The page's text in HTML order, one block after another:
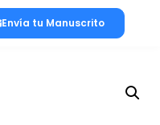
Envía tu Manuscrito